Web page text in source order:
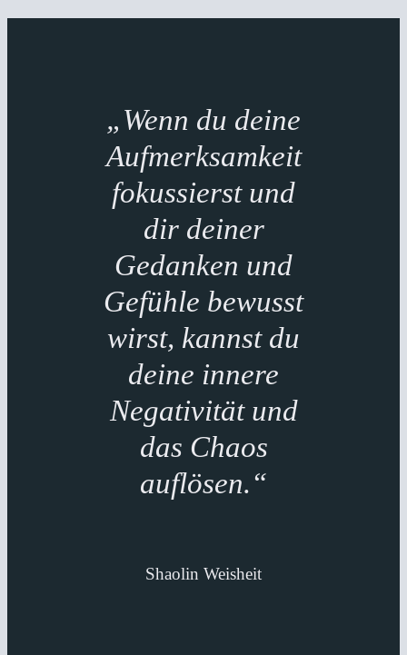
„Wenn du deine
Aufmerksamkeit
fokussierst und
dir deiner
Gedanken und
Gefühle bewusst
wirst, kannst du
deine innere
Negativität und
das Chaos
auflösen.“
Shaolin Weisheit